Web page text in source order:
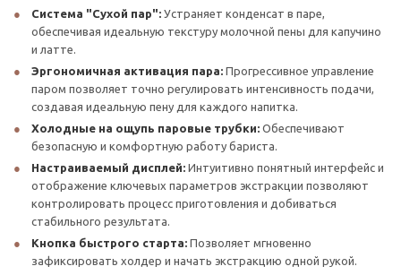
Система "Сухой пар": Устраняет конденсат в паре,
обеспечивая идеальную текстуру молочной пены для капучино
и латте.
Эргономичная активация пара: Прогрессивное управление
паром позволяет точно регулировать интенсивность подачи,
создавая идеальную пену для каждого напитка.
Холодные на ощупь паровые трубки: Обеспечивают
безопасную и комфортную работу бариста.
Настраиваемый дисплей: Интуитивно понятный интерфейс и
отображение ключевых параметров экстракции позволяют
контролировать процесс приготовления и добиваться
стабильного результата.
Кнопка быстрого старта: Позволяет мгновенно
зафиксировать холдер и начать экстракцию одной рукой.